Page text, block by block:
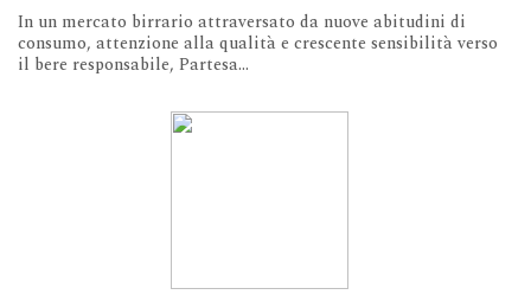
In un mercato birrario attraversato da nuove abitudini di
consumo, attenzione alla qualità e crescente sensibilità verso
il bere responsabile, Partesa...